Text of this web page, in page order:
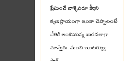
ప్రేమించే వాళ్ళెవరూ కీర్తిని
తృణప్రాయంగా ఇంకా చెప్పాలంటే
చేతికి అంటుకున్న బురదలాగా
చూస్తారు. మంచి ఇంటర్వ్యూ